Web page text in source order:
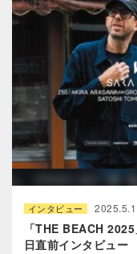
インタビュー 2025.5.1
「THE BEACH
日直前インタビュー